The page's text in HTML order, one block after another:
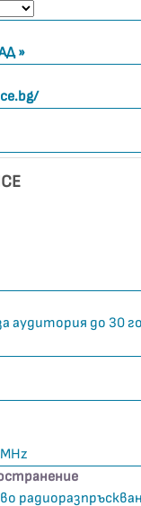
»
аудитория до 30